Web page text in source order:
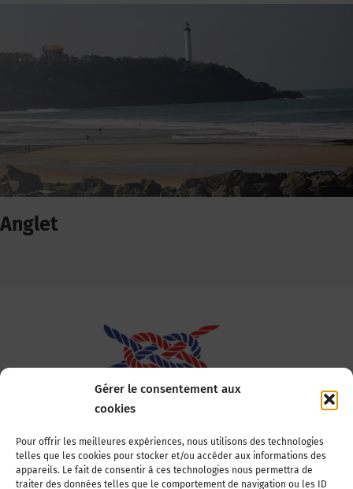
Gérer le consentement aux
cookies
Pour offrir les meilleures expériences, nous utilisons des technologies
telles que les cookies pour stocker et/ou accéder aux informations des
appareils. Le fait de consentir à ces technologies nous permettra de
traiter des données telles que le comportement de navigation ou les ID
Anglet
Association Nationale des Elus des Littoraux
22, boulevard de la Tour-Maubourg
75007 Paris